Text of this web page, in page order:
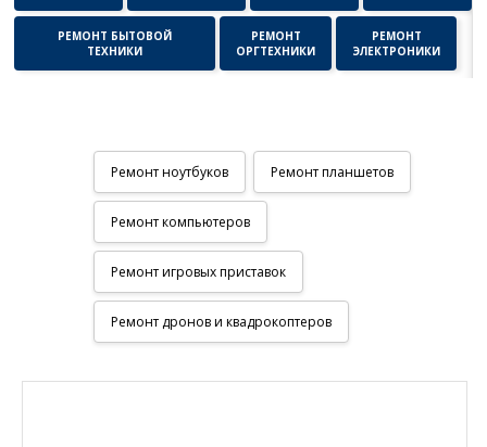
РЕМОНТ БЫТОВОЙ
ТЕХНИКИ
РЕМОНТ
ОРГТЕХНИКИ
РЕМОНТ
ЭЛЕКТРОНИКИ
Ремонт ноутбуков Ремонт планшетов
Ремонт компьютеров
Ремонт игровых приставок
Ремонт дронов и квадрокоптеров